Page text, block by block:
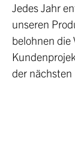
Jedes Jahr
unseren
belohnen die
der nächsten